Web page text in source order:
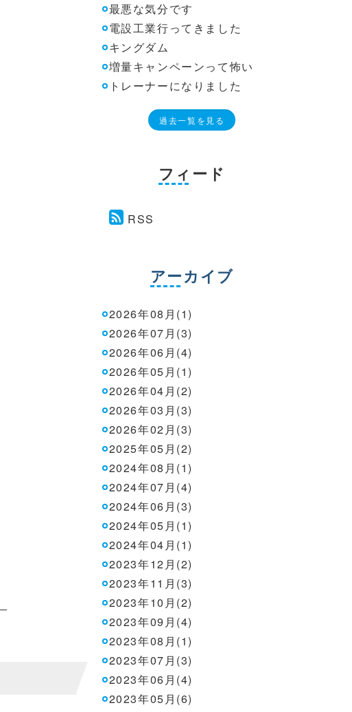
最悪な気分です
電設工業行ってきました
キングダム
増量キャンペーンって怖い
トレーナーになりました
過去一覧を見る
フィード
RSS
アーカイブ
2026年08月(1)
2026年07月(3)
2026年06月(4)
2026年05月(1)
2026年04月(2)
2026年03月(3)
2026年02月(3)
2025年05月(2)
2024年08月(1)
2024年07月(4)
2024年06月(3)
2024年05月(1)
2024年04月(1)
2023年12月(2)
2023年11月(3)
2023年10月(2)
2023年09月(4)
2023年08月(1)
2023年07月(3)
2023年06月(4)
2023年05月(6)